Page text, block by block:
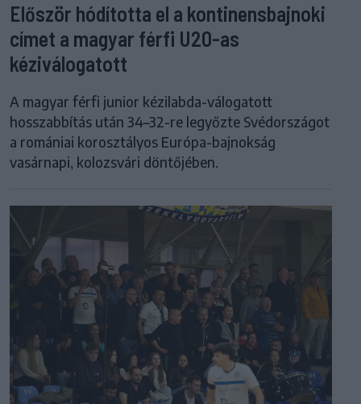
Először hódította el a kontinensbajnoki
címet a magyar férfi U20-as
kéziválogatott
A magyar férfi junior kézilabda-válogatott
hosszabbítás után 34–32-re legyőzte Svédországot
a romániai korosztályos Európa-bajnokság
vasárnapi, kolozsvári döntőjében.